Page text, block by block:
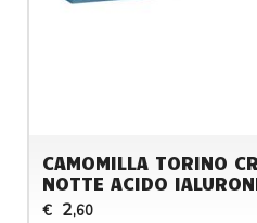
CAMOMILLA TORINO
NOTTE ACIDO
€ 2,60